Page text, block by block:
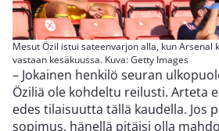
Mesut Özil istui sateenvarjon alla, kun Arsenal
vastaan kesäkuussa. Kuva: Getty Images
– Jokainen henkilö seuran
Öziliä ole kohdeltu reilusti. Arteta
edes tilaisuutta tällä kaudella. Jos
sopimus, hänellä pitäisi olla